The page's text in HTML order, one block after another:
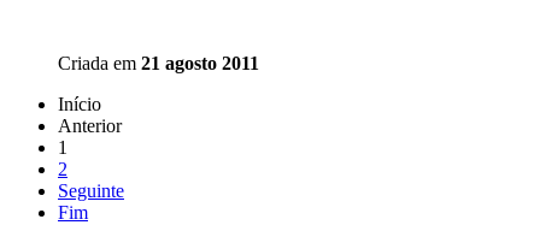
Criada em 21 agosto 2011
Início
Anterior
1
2
Seguinte
Fim